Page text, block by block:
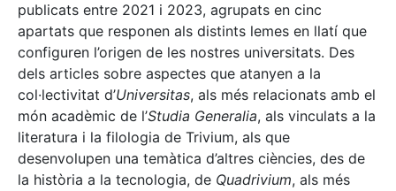
publicats entre 2021 i 2023, agrupats en cinc
apartats que responen als distints lemes en llatí que
configuren l’origen de les nostres universitats. Des
dels articles sobre aspectes que atanyen a la
col·lectivitat d’Universitas, als més relacionats amb el
món acadèmic de l’Studia Generalia, als vinculats a la
literatura i la filologia de Trivium, als que
desenvolupen una temàtica d’altres ciències, des de
la història a la tecnologia, de Quadrivium, als més